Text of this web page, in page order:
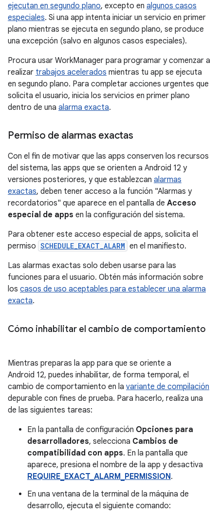
ejecutan en segundo plano, excepto en algunos casos
especiales. Si una app intenta iniciar un servicio en primer
plano mientras se ejecuta en segundo plano, se produce
una excepción (salvo en algunos casos especiales).
Procura usar WorkManager para programar y comenzar a
realizar trabajos acelerados mientras tu app se ejecuta
en segundo plano. Para completar acciones urgentes que
solicita el usuario, inicia los servicios en primer plano
dentro de una alarma exacta.
Permiso de alarmas exactas
Con el fin de motivar que las apps conserven los recursos
del sistema, las apps que se orienten a Android 12 y
versiones posteriores, y que establezcan alarmas
exactas, deben tener acceso a la función "Alarmas y
recordatorios" que aparece en el pantalla de Acceso
especial de apps en la configuración del sistema.
Para obtener este acceso especial de apps, solicita el
permiso SCHEDULE_EXACT_ALARM en el manifiesto.
Las alarmas exactas solo deben usarse para las
funciones para el usuario. Obtén más información sobre
los casos de uso aceptables para establecer una alarma
exacta.
Cómo inhabilitar el cambio de comportamiento
Mientras preparas la app para que se oriente a
Android 12, puedes inhabilitar, de forma temporal, el
cambio de comportamiento en la variante de compilación
depurable con fines de prueba. Para hacerlo, realiza una
de las siguientes tareas:
En la pantalla de configuración Opciones para
desarrolladores, selecciona Cambios de
compatibilidad con apps. En la pantalla que
aparece, presiona el nombre de la app y desactiva
REQUIRE_EXACT_ALARM_PERMISSION.
En una ventana de la terminal de la máquina de
desarrollo, ejecuta el siguiente comando: